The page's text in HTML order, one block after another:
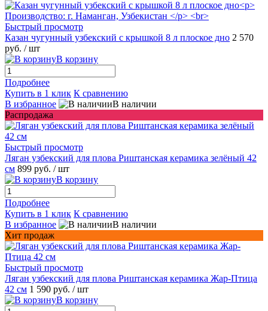
Быстрый просмотр
Казан чугунный узбекский с крышкой 8 л плоское дно 2 570
руб. / шт
В корзину
Подробнее
Купить в 1 клик К сравнению
В избранное
В наличии
Распродажа
Быстрый просмотр
Ляган узбекский для плова Риштанская керамика зелёный 42
см 899 руб. / шт
В корзину
Подробнее
Купить в 1 клик К сравнению
В избранное
В наличии
Хит продаж
Быстрый просмотр
Ляган узбекский для плова Риштанская керамика Жар-Птица
42 см 1 590 руб. / шт
В корзину